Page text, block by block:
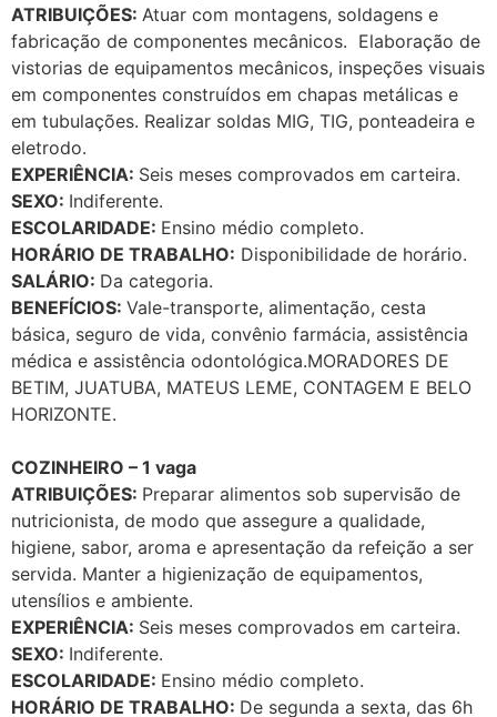
ATRIBUIÇÕES: Atuar com montagens, soldagens e
fabricação de componentes mecânicos. Elaboração de
vistorias de equipamentos mecânicos, inspeções visuais
em componentes construídos em chapas metálicas e
em tubulações. Realizar soldas MIG, TIG, ponteadeira e
eletrodo.
EXPERIÊNCIA: Seis meses comprovados em carteira.
SEXO: Indiferente.
ESCOLARIDADE: Ensino médio completo.
HORÁRIO DE TRABALHO: Disponibilidade de horário.
SALÁRIO: Da categoria.
BENEFÍCIOS: Vale-transporte, alimentação, cesta
básica, seguro de vida, convênio farmácia, assistência
médica e assistência odontológica.MORADORES DE
BETIM, JUATUBA, MATEUS LEME, CONTAGEM E BELO
HORIZONTE.
COZINHEIRO – 1 vaga
ATRIBUIÇÕES: Preparar alimentos sob supervisão de
nutricionista, de modo que assegure a qualidade,
higiene, sabor, aroma e apresentação da refeição a ser
servida. Manter a higienização de equipamentos,
utensílios e ambiente.
EXPERIÊNCIA: Seis meses comprovados em carteira.
SEXO: Indiferente.
ESCOLARIDADE: Ensino médio completo.
HORÁRIO DE TRABALHO: De segunda a sexta, das 6h